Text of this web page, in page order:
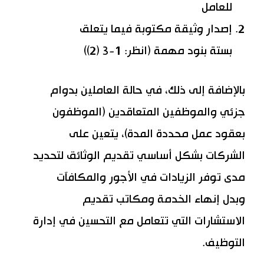
للعامل
إصدار وثيقة مكتوبة فيما يتعلق
بستة بنود مهمة (انظر: 1-3 (2))
بالإضافة إلى ذلك، في حالة العاملين بدوام
جزئي والموظفين المتعاقدين (الموظفون
بعقود عمل محددة المدة)، يتعين على
الشركات بشكل أساسي تقديم الوثائق لتحديد
مدى توفر الزيادات في الأجور والمكافآت
وبدل إنهاء الخدمة ومكاتب تقديم
الاستشارات التي تتعامل مع التحسين في إدارة
التوظيف.